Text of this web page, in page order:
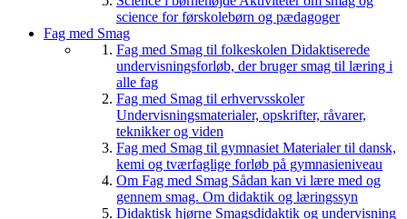
science for førskolebørn og pædagoger
Fag med Smag
Fag med Smag til folkeskolen Didaktiserede
undervisningsforløb, der bruger smag til læring i
alle fag
Fag med Smag til erhvervsskoler
Undervisningsmaterialer, opskrifter, råvarer,
teknikker og viden
Fag med Smag til gymnasiet Materialer til dansk,
kemi og tværfaglige forløb på gymnasieniveau
Om Fag med Smag Sådan kan vi lære med og
gennem smag. Om didaktik og læringssyn
Didaktisk hjørne Smagsdidaktik og undervisning